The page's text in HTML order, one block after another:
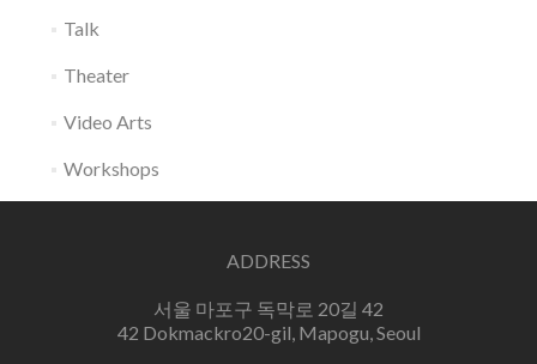
Talk
Theater
Video Arts
Workshops
ADDRESS
서울 마포구 독막로 20길 42
42 Dokmackro20-gil, Mapogu, Seoul